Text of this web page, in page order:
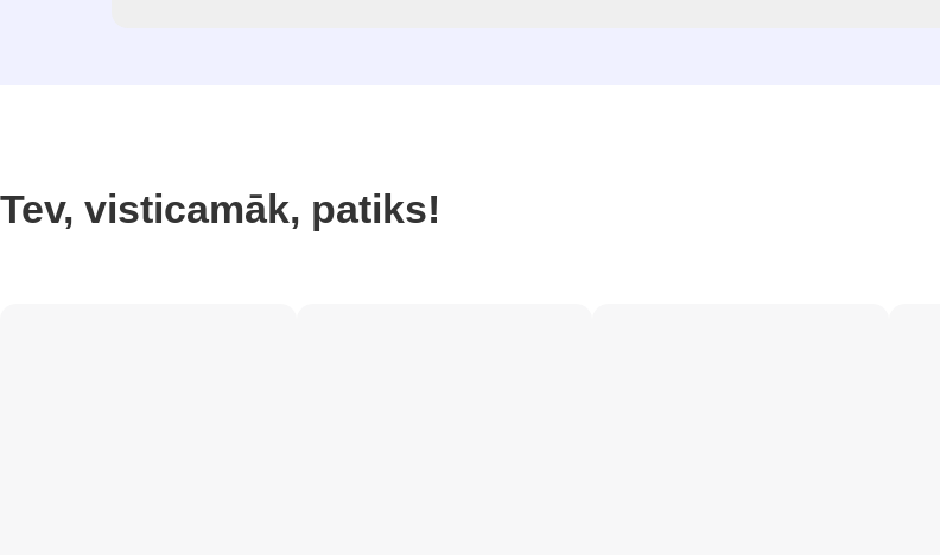
Tev, visticamāk, patiks!